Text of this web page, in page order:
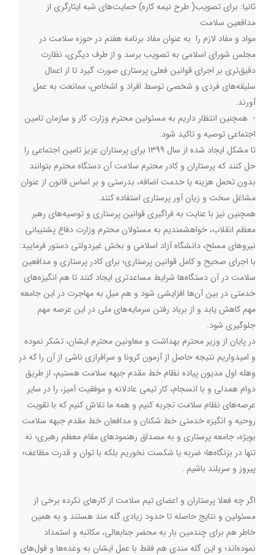
ثانیا: برای تصویب( طرح نیمه کاره) حمایت‌های شبه ایثارگری از
مدافعین سلامت
مواد و مفاد لازم را به عنوان مفاد برنامه هفتم در حوزه سلامت در
مجلس شورای اسلامی به تصویب برسد و از طرف دیگري، نظارت
دقیق‌تری بر اجرای قوانین فعلی پرستاری صورت گیرد تا از اعمال
سلیقه‌های فردی و شخصی توسط افراد و اشخاص، ممانعت به عمل
آورند.
- همچنین انتظار داریم به مسئولین محترم وزارت کار و سازمان تامین
اجتماعی توصیه و تاکید شود:
تا مشکل ایجاد شده از سال 1399 برای پرستاران عزیز تامین اجتماعی را
حل کنند که پرستاران و کادر محترم سلامت آن دستگاه محترم بتوانند
بدون تحمل هزینه یا خدمت اضافه، بدرستی و بر اساس قانون از عنوان
مشاغل سخت و زیان آور پرستاری استفاده کنند.
همچنین نیز با عنایت به فراگیری قوانین پرستاری و توصیه‌های رهبر
معظم انقلاب، خواهشمندیم به مسئولان محترم وزارت دفاع پشتیبانی
نیروهای مسلح، دانشگاه آزاد اسلامی و بخش غیردولتی دستور فرمایید:
با اجرای صحیح و کامل قوانین پرستاری؛ برای کادر پرستاری و مدافعین
سلامت در آن دستگاه‌ها شرایط مساعدتری ایجاد کنند تا هم انگیزه‌های
خدمتی در بین آن‌ها افزایشی شود و هم میل به مهاجرت در این جامعه
مهم کاهش یابد و از برباد رفتن سرمایه‌های ملی در اين عرصه مهم
جلوگیری شود.
در پایان از وزیر محترم بهداشت و معاونین محترم ایشان، تشکر نموده
و امیدواریم نتیجه حاصل از آزمون کرونا و سرافرازی ناشی از آن را که در
وهله اول مدیون پیاده نظام خط مقدم جبهه سلامت هستیم، از طریق
دوام همدلي و با انسجام، کار تیمی عادلانه و موفقیت آمیز، را در ساير
عرصه‌های نظام سلامت تجربه کنیم و همه ما تلاش کنیم که با تقویت
روحیه و انگیزه خدمتی خط شکنان و مدافعان خط مقدم جبهه سلامت
بویژه، جامعه پرستاری و به مصداق رهنمودهای مقام معظم رهبری؛ نه
تنها در بزنگاه‌ها؛ ضربه یا شکست نخوریم بلكه با توان و قدرت مظاعف؛
پيروز و سربلند باشيم .
اگر چه فعلا پرستاران و اعضای تیم سلامت از کارهای نکرده برخي از
مسئولین و نتایج حاصله تا حدود زیادی گله مند هستند و به همين
خاطر هم برای چندمین بار به محضر جنابعالی، مكاتبه و استمداد
نموده‌اند؛ و این گله مندی هم فقط با عمل ايشان به وعده‌ها و قول‌هاي